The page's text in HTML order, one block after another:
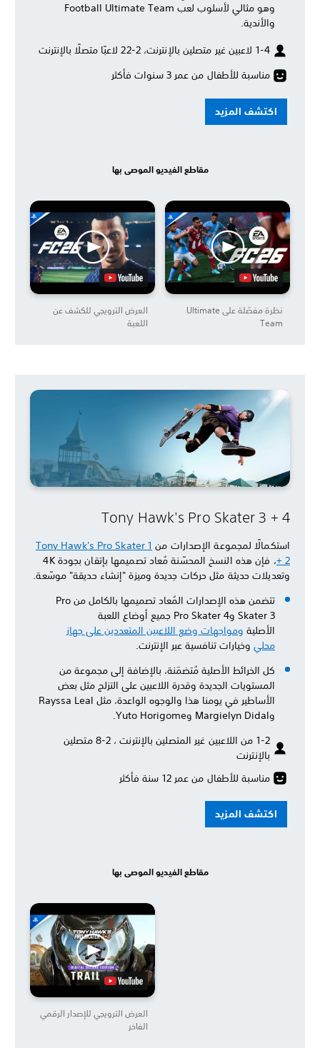
وهو مثالي لأسلوب لعب Football Ultimate Team
والأندية.
1-4 لاعبين غير متصلين بالإنترنت، 2-22 لاعبًا متصلًا بالإنترنت
مناسبة للأطفال من عمر 3 سنوات فأكثر
اكتشف المزيد
مقاطع الفيديو الموصى بها
العرض الترويجي للكشف عن
اللعبة
نظرة مفصّلة على Ultimate
Team
Tony Hawk's Pro Skater 3 + 4
استكمالًا لمجموعة الإصدارات منTony Hawk's Pro Skater 1
+ 2
، فإن هذه النسخ المحسّنة مُعاد تصميمها بإتقان بجودة 4K
وتعديلات حديثة مثل حركات جديدة وميزة "إنشاء حديقة" موسّعة.
تتضمن هذه الإصدارات المُعاد تصميمها بالكامل من Pro
Skater 3 وPro Skater 4 جميع أوضاع اللعبة
الأصليةومواجهات وضع اللاعبين المتعددين على جهاز
محليوخيارات تنافسية عبر الإنترنت.
كل الخرائط الأصلية مُتضمَنة، بالإضافة إلى مجموعة من
المستويات الجديدة وقدرة اللاعبين على التزلج مثل بعض
الأساطير في يومنا هذا والوجوه الواعدة، مثل Rayssa Leal
1-2 من اللاعبين غير المتصلين بالإنترنت ، 2-8 متصلين
بالإنترنت
مناسبة للأطفال من عمر 12 سنة فأكثر
اكتشف المزيد
مقاطع الفيديو الموصى بها
العرض الترويجي للإصدار الرقمي
الفاخر